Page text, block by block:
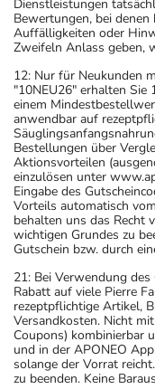
Dienstleistungen
Bewertungen, bei
Auffälligkeiten oder
Zweifeln Anlass geben,
12: Nur für Neukunden
"10NEU26" erhalten
einem
anwendbar auf
Bestellungen über
Aktionsvorteilen
einzulösen unter
Eingabe des
Vorteils automatisch
behalten uns das Recht
wichtigen Grundes zu
Gutschein bzw. durch
21: Bei Verwendung
Rabatt auf viele Pierre
rezeptpflichtige Artikel,
Versandkosten. Nicht
Coupons) kombinierbar
und in der APONEO
solange der Vorrat
zu beenden. Keine